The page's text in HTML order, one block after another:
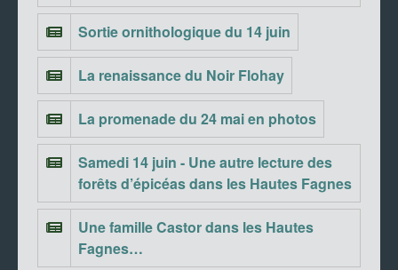
Sortie ornithologique du 14 juin
La renaissance du Noir Flohay
La promenade du 24 mai en photos
Samedi 14 juin - Une autre lecture des
forêts d’épicéas dans les Hautes Fagnes
Une famille Castor dans les Hautes
Fagnes…